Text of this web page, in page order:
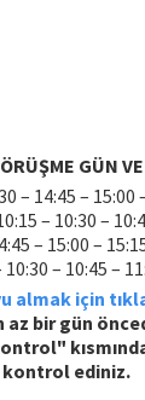
GÜN
– 14:45 –
– 10:30 –
– 15:00 –
10:30 – 10:45 –
almak için
bir gün
kontrol ediniz.